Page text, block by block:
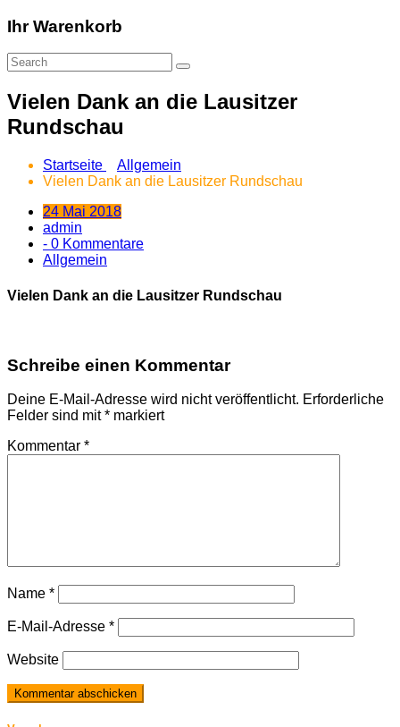
Ihr Warenkorb
Vielen Dank an die Lausitzer
Rundschau
Startseite
Allgemein
Vielen Dank an die Lausitzer Rundschau
24 Mai 2018
admin
- 0 Kommentare
Allgemein
Vielen Dank an die Lausitzer Rundschau
Schreibe einen Kommentar
Deine E-Mail-Adresse wird nicht veröffentlicht. Erforderliche
Felder sind mit* markiert
Kommentar *
Name *
E-Mail-Adresse *
Website